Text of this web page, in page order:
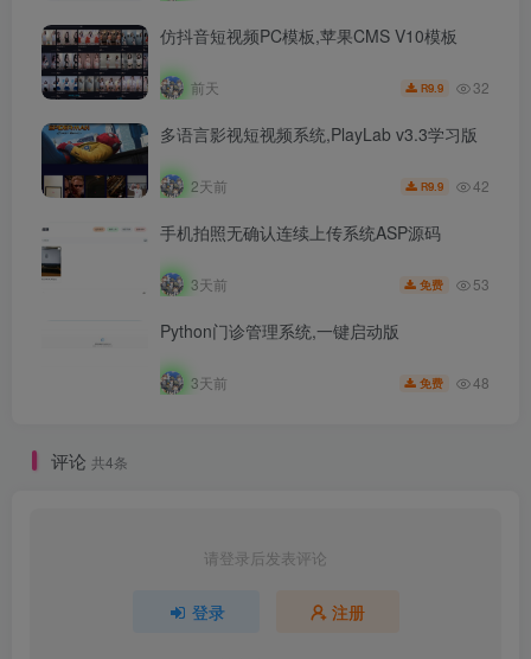
仿抖音短视频PC模板,苹果CMS V10模板
前天 R9.9 32
多语言影视短视频系统,PlayLab v3.3学习版
2天前 R9.9 42
手机拍照无确认连续上传系统ASP源码
3天前 免费 53
Python门诊管理系统,一键启动版
3天前 免费 48
评论 共4条
请登录后发表评论
登录 注册